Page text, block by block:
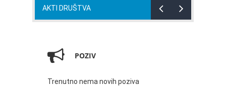
AKTI DRUŠTVA
POZIV
Trenutno nema novih poziva